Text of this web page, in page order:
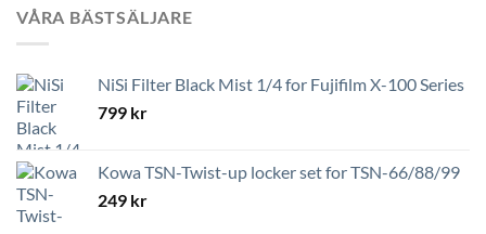
VÅRA BÄSTSÄLJARE
NiSi Filter Black Mist 1/4 for Fujifilm X-100 Series
799 kr
Kowa TSN-Twist-up locker set for TSN-66/88/99
249 kr